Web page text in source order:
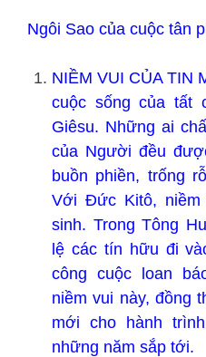
Ngôi Sao của cuộc tân
NIỀM VUI CỦA TIN
cuộc sống của tất
Giêsu. Những ai
của Người đều
buồn phiền, trống
Với Đức Kitô,
sinh. Trong Tông
lệ các tín hữu đi
công cuộc loan
niềm vui này, đồng
mới cho hành
những năm sắp tới.